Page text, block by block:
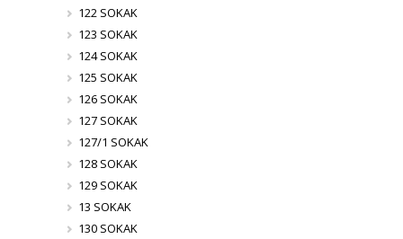
122 SOKAK
123 SOKAK
124 SOKAK
125 SOKAK
126 SOKAK
127 SOKAK
127/1 SOKAK
128 SOKAK
129 SOKAK
13 SOKAK
130 SOKAK